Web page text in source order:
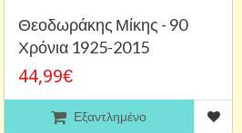
Θεοδωράκης Μίκης - 90
Χρόνια 1925-2015
44,99€
Εξαντλημένο